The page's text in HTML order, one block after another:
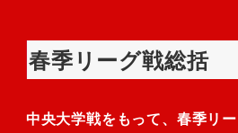
春季リーグ戦総括
中央大学戦をもって、春季リ